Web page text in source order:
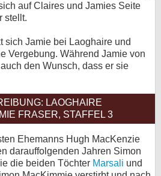
auf Claires und Jamies Seite
stellt.
sich Jamie bei Laoghaire und
Vergebung. Während Jamie von
den Wunsch, dass er sie
LAOGHAIRE
FRASER, STAFFEL 3
Ehemanns Hugh MacKenzie
darauffolgenden Jahren Simon
die beiden Töchter Marsali und